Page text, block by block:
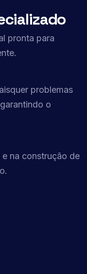
pronta para
problemas
o
na construção de